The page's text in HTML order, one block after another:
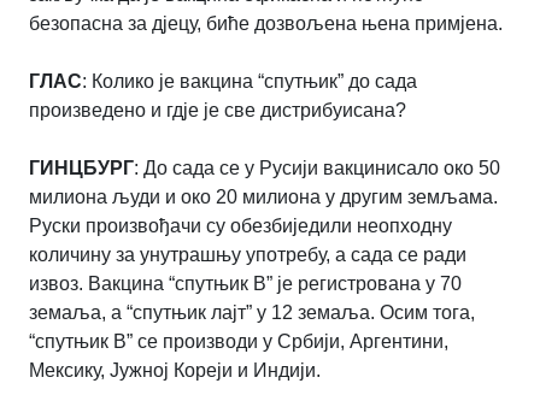
безопасна за дјецу, биће дозвољена њена примјена.
ГЛАС: Колико је вакцина “спутњик” до сада
произведено и гдје је све дистрибуисана?
ГИНЦБУРГ: До сада се у Русији вакцинисало око 50
милиона људи и око 20 милиона у другим земљама.
Руски произвођачи су обезбиједили неопходну
количину за унутрашњу употребу, а сада се ради
извоз. Вакцина “спутњик В” је регистрована у 70
земаља, а “спутњик лајт” у 12 земаља. Осим тога,
“спутњик В” се производи у Србији, Аргентини,
Мексику, Јужној Кореји и Индији.